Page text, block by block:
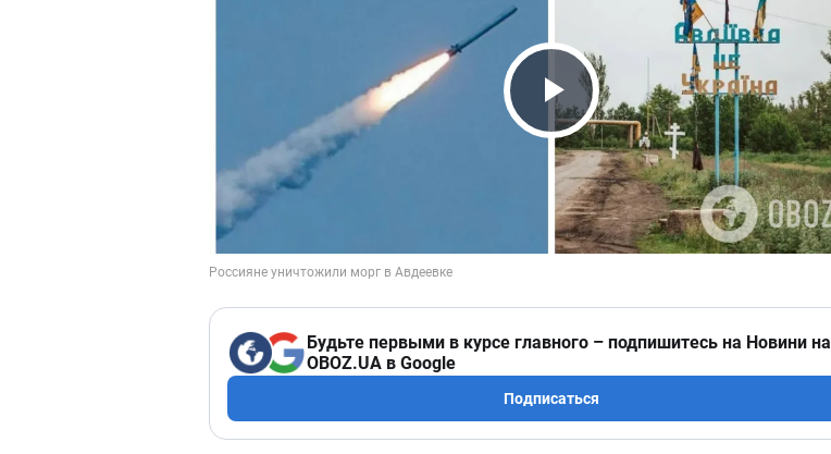
Play Video
Будьте первыми в курсе главного – подпишитесь на Новини на
OBOZ.UA в Google
Подписаться